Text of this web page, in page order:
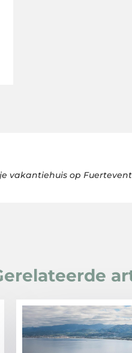
vakantiehuis op